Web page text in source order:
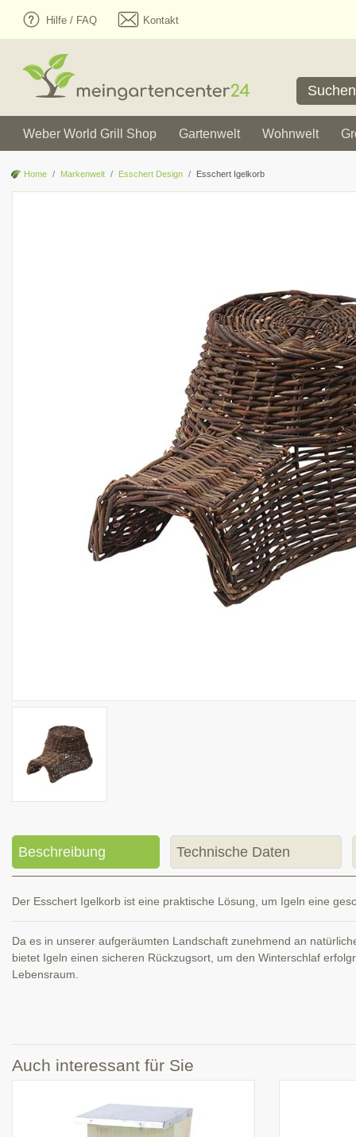
Hilfe / FAQ Kontakt
Weber World Grill Shop Gartenwelt Wohnwelt
Home Markenwelt Esschert Design Esschert Igelkorb
Beschreibung Technische Daten
Der Esschert Igelkorb ist eine praktische Lösung, um Igeln eine
Da es in unserer aufgeräumten Landschaft zunehmend an
bietet Igeln einen sicheren Rückzugsort, um den Winterschlaf
Lebensraum.
Auch interessant für Sie